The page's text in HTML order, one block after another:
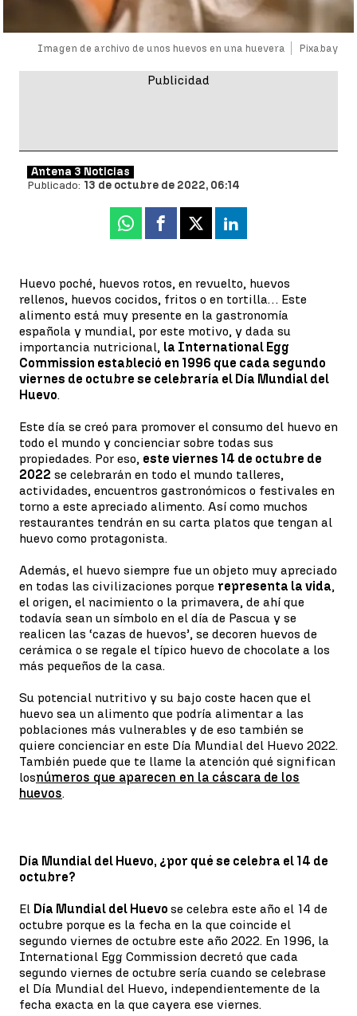
Imagen de archivo de unos huevos en una huevera Pixabay
Antena 3 Noticias
Publicado: 13 de octubre de 2022, 06:14
Whatsapp
Facebook
X Linkedin
Huevo poché, huevos rotos, en revuelto, huevos
rellenos, huevos cocidos, fritos o en tortilla… Este
alimento está muy presente en la gastronomía
española y mundial, por este motivo, y dada su
importancia nutricional, la International Egg
Commission estableció en 1996 que cada segundo
viernes de octubre se celebraría el Día Mundial del
Huevo.
Este día se creó para promover el consumo del huevo en
todo el mundo y concienciar sobre todas sus
propiedades. Por eso, este viernes 14 de octubre de
2022 se celebrarán en todo el mundo talleres,
actividades, encuentros gastronómicos o festivales en
torno a este apreciado alimento. Así como muchos
restaurantes tendrán en su carta platos que tengan al
huevo como protagonista.
Además, el huevo siempre fue un objeto muy apreciado
en todas las civilizaciones porque representa la vida,
el origen, el nacimiento o la primavera, de ahí que
todavía sean un símbolo en el día de Pascua y se
realicen las ‘cazas de huevos’, se decoren huevos de
cerámica o se regale el típico huevo de chocolate a los
más pequeños de la casa.
Su potencial nutritivo y su bajo coste hacen que el
huevo sea un alimento que podría alimentar a las
poblaciones más vulnerables y de eso también se
quiere concienciar en este Día Mundial del Huevo 2022.
También puede que te llame la atención qué significan
losnúmeros que aparecen en la cáscara de los
huevos.
Día Mundial del Huevo, ¿por qué se celebra el 14 de
octubre?
El Día Mundial del Huevo se celebra este año el 14 de
octubre porque es la fecha en la que coincide el
segundo viernes de octubre este año 2022. En 1996, la
International Egg Commission decretó que cada
segundo viernes de octubre sería cuando se celebrase
el Día Mundial del Huevo, independientemente de la
fecha exacta en la que cayera ese viernes.